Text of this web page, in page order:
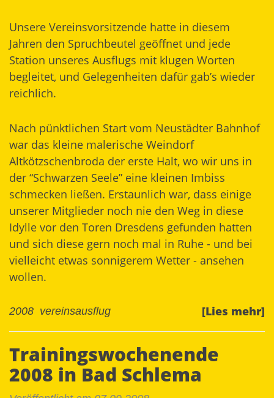
Unsere Vereinsvorsitzende hatte in diesem
Jahren den Spruchbeutel geöffnet und jede
Station unseres Ausflugs mit klugen Worten
begleitet, und Gelegenheiten dafür gab’s wieder
reichlich.
Nach pünktlichen Start vom Neustädter Bahnhof
war das kleine malerische Weindorf
Altkötzschenbroda der erste Halt, wo wir uns in
der “Schwarzen Seele” eine kleinen Imbiss
schmecken ließen. Erstaunlich war, dass einige
unserer Mitglieder noch nie den Weg in diese
Idylle vor den Toren Dresdens gefunden hatten
und sich diese gern noch mal in Ruhe - und bei
vielleicht etwas sonnigerem Wetter - ansehen
wollen.
[Lies mehr]
2008 vereinsausflug
Trainingswochenende
2008 in Bad Schlema